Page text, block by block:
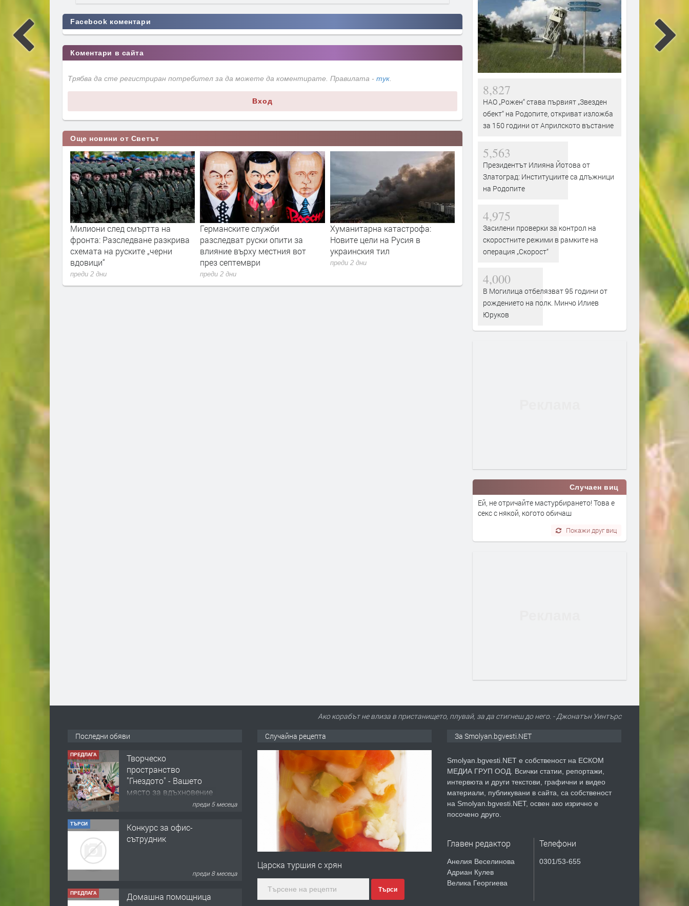
Facebook коментари
Коментари в сайта
Трябва да сте регистриран потребител за да можете да коментирате. Правилата - тук.
Вход
Още новини от Светът
на
„черни
Германските служби
разследват руски опити за
влияние върху местния вот
през септември
преди 2 дни
Хуманитарна катастрофа:
Новите цели на Русия в
украинския тил
преди 2 дни
Дрон с експлозив е открит на
летището в Лайпциг
преди 2 дни
Сеута след трагедията: Кой е
виновен – Испания, Мароко или
трафикантите?
Гърция ще се бори с
от космоса:
8,827
НАО „Рожен“ става първият „Звезден
обект“ на Родопите, откриват изложба
за 150 години от Априлското въстание
5,563
Президентът Илияна Йотова от
Златоград: Институциите са длъжници
на Родопите
4,975
Засилени проверки за контрол на
скоростните режими в рамките на
операция „Скорост“
4,000
В Могилица отбелязват 95 години от
рождението на полк. Минчо Илиев
Юруков
Случаен виц
Ей, не отричайте мастурбирането! Това е
секс с някой, когото обичаш
Покажи друг виц
Ако корабът не влиза в пристанището, плувай, за да стигнеш до него. - Джонатън Уинтърс
Последни обявии творчество в
ТЪРСИ
Конкурс за офис-
сътрудник
преди 8 месеца
ПРЕДЛАГА Домашна помощница
преди 1 година
ПРЕДЛАГА
Къща в Марония,
Случайна рецепта
Царска туршия с хрян
Търси
За Smolyan.bgvesti.NET
Smolyan.bgvesti.NET е собственост на ЕСКОМ
МЕДИА ГРУП ООД. Всички статии, репортажи,
интервюта и други текстови, графични и видео
материали, публикувани в сайта, са собственост
на Smolyan.bgvesti.NET, освен ако изрично е
посочено друго.
Главен редактор
Анелия Веселинова
Адриан Кулев
Велика Георгиева
Телефони
0301/53-655